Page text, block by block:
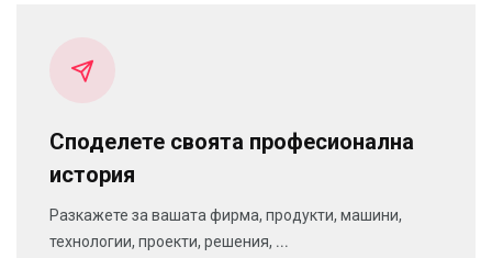
Споделете своята професионална
история
Разкажете за вашата фирма, продукти, машини,
технологии, проекти, решения, ...